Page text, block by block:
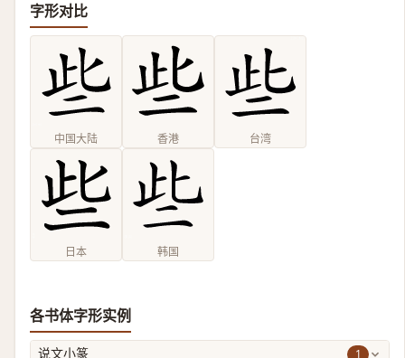
字形对比
中国大陆 香港 台湾
日本 韩国
各书体字形实例
说文小篆 1